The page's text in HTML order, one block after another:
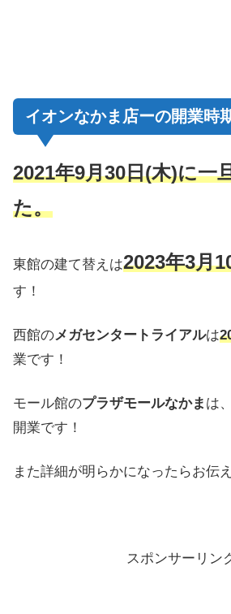
イオンなかま店ーの開業時
2021年9月30日(木)に一
た。
東館の建て替えは2023年3月
す！
西館のメガセンタートライアルは
業です！
モール館のプラザモールなかま は、
開業です！
また詳細が明らかになったらお伝
スポンサーリン